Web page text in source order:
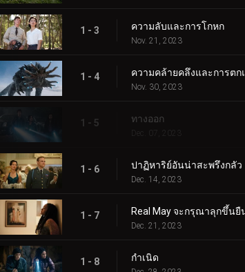
1 - 3 ความลับและการโกหก
Nov. 21, 2023
1 - 4 ความคล้ายคลึงและการตก
Nov. 30, 2023
1 - 5 ทางออก
Dec. 07, 2023
1 - 6 ปาฏิหาริย์อันน่าสะพรึงกลัว
Dec. 14, 2023
1 - 7 Real May จะกรุณาลุกขึ้นยื
Dec. 21, 2023
1 - 8 กำเนิด